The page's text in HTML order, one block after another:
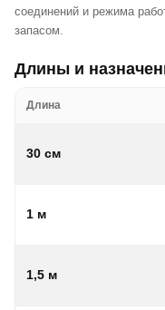
соединений и режима
запасом.
Длины и
Длина
30 см
1 м
1,5 м